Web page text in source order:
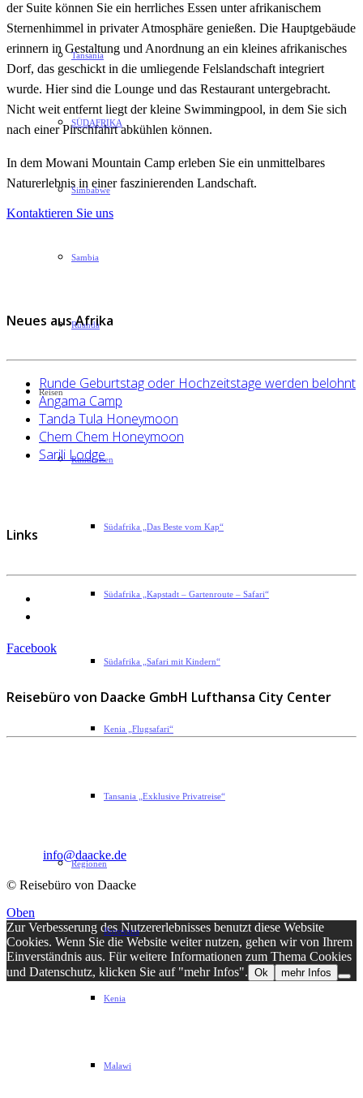
Tansania
SÜDAFRIKA
Simbabwe
Sambia
Ruanda
Reisen
Rundreisen
Südafrika „Das Beste vom Kap“
Südafrika „Kapstadt – Gartenroute – Safari“
Südafrika „Safari mit Kindern“
Kenia „Flugsafari“
Tansania „Exklusive Privatreise“
Regionen
Botswana
Kenia
Malawi
der Suite können Sie ein herrliches Essen unter afrikanischem
Sternenhimmel in privater Atmosphäre genießen. Die Hauptgebäude
erinnern in Gestaltung und Anordnung an ein kleines afrikanisches
Dorf, das geschickt in die umliegende Felslandschaft integriert
wurde. Hier sind die Lounge und das Restaurant untergebracht.
Nicht weit entfernt liegt der kleine Swimmingpool, in dem Sie sich
nach einer Pirschfahrt abkühlen können.
In dem Mowani Mountain Camp erleben Sie ein unmittelbares
Naturerlebnis in einer faszinierenden Landschaft.
Kontaktieren Sie uns
Neues aus Afrika
Runde Geburtstag oder Hochzeitstage werden belohnt
Angama Camp
Tanda Tula Honeymoon
Chem Chem Honeymoon
Sarili Lodge
Links
Datenschutzerklärung
Facebook
Reisebüro von Daacke GmbH Lufthansa City Center
info@daacke.de
© Reisebüro von Daacke
Oben
Zur Verbesserung des Nutzererlebnisses benutzt diese Website
Cookies. Wenn Sie die Website weiter nutzen, gehen wir von Ihrem
Einverständnis aus. Für weitere Informationen zum Thema Cookies
und Datenschutz, klicken Sie auf "mehr Infos". Ok mehr Infos